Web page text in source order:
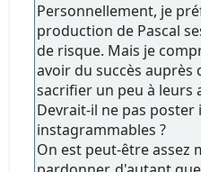
Personnellement, je
production de Pascal
de risque. Mais je
avoir du succès auprès
sacrifier un peu à leurs
Devrait-il ne pas poster
instagrammables ?
On est peut-être assez